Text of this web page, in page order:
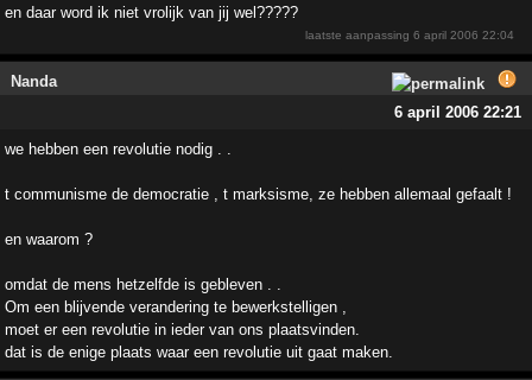
en daar word ik niet vrolijk van jij wel?????
laatste aanpassing6 april 2006 22:04
Nanda
6 april 2006 22:21
we hebben een revolutie nodig . .
t communisme de democratie , t marksisme, ze hebben allemaal gefaalt !
en waarom ?
omdat de mens hetzelfde is gebleven . .
Om een blijvende verandering te bewerkstelligen ,
moet er een revolutie in ieder van ons plaatsvinden.
dat is de enige plaats waar een revolutie uit gaat maken.